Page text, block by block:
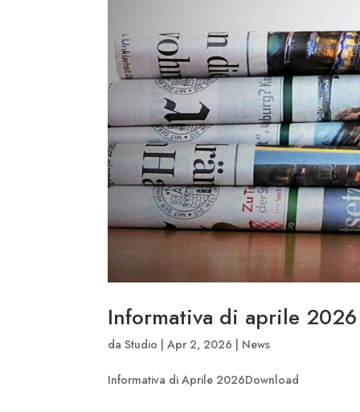
Informativa di aprile 2026
daStudio |Apr 2, 2026 | News
Informativa di Aprile 2026Download